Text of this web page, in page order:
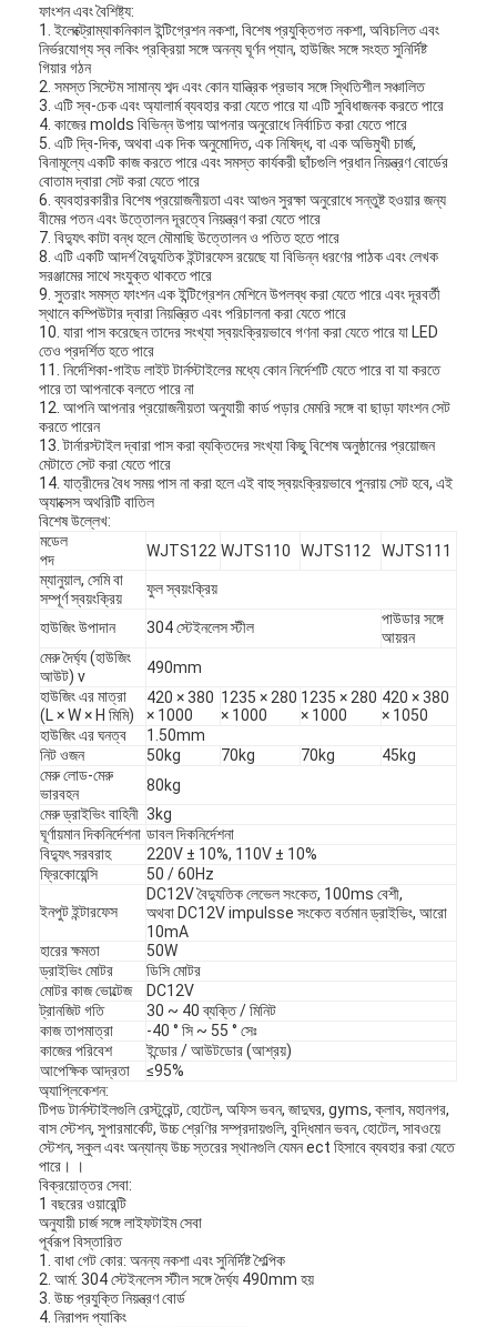
বাড়ি
পণ্য
ভিডিও
আমাদের সম্বন্ধে
ফাংশন এবং বৈশিষ্ট্য:
1. ইলেক্ট্রোম্যাকনিকাল ইন্টিগ্রেশন নকশা, বিশেষ প্রযুক্তিগত নকশা, অবিচলিত এবং
নির্ভরযোগ্য স্ব লকিং প্রক্রিয়া সঙ্গে অনন্য ঘূর্ণন প্যান, হাউজিং সঙ্গে সংহত সুনির্দিষ্ট
গিয়ার গঠন
2. সমস্ত সিস্টেম সামান্য শব্দ এবং কোন যান্ত্রিক প্রভাব সঙ্গে স্থিতিশীল সঞ্চালিত
3. এটি স্ব-চেক এবং অ্যালার্ম ব্যবহার করা যেতে পারে যা এটি সুবিধাজনক করতে পারে
4. কাজের molds বিভিন্ন উপায় আপনার অনুরোধে নির্বাচিত করা যেতে পারে
5. এটি দ্বি-দিক, অথবা এক দিক অনুমোদিত, এক নিষিদ্ধ, বা এক অভিমুখী চার্জ,
বিনামূল্যে একটি কাজ করতে পারে এবং সমস্ত কার্যকরী ছাঁচগুলি প্রধান নিয়ন্ত্রণ বোর্ডের
বোতাম দ্বারা সেট করা যেতে পারে
6. ব্যবহারকারীর বিশেষ প্রয়োজনীয়তা এবং আগুন সুরক্ষা অনুরোধে সন্তুষ্ট হওয়ার জন্য
বীমের পতন এবং উত্তোলন দূরত্বে নিয়ন্ত্রণ করা যেতে পারে
7. বিদ্যুৎ কাটা বন্ধ হলে মৌমাছি উত্তোলন ও পতিত হতে পারে
8. এটি একটি আদর্শ বৈদ্যুতিক ইন্টারফেস রয়েছে যা বিভিন্ন ধরণের পাঠক এবং লেখক
সরঞ্জামের সাথে সংযুক্ত থাকতে পারে
9. সুতরাং সমস্ত ফাংশন এক ইন্টিগ্রেশন মেশিনে উপলব্ধ করা যেতে পারে এবং দূরবর্তী
স্থানে কম্পিউটার দ্বারা নিয়ন্ত্রিত এবং পরিচালনা করা যেতে পারে
10. যারা পাস করেছেন তাদের সংখ্যা স্বয়ংক্রিয়ভাবে গণনা করা যেতে পারে যা LED
তেও প্রদর্শিত হতে পারে
11. নির্দেশিকা-গাইড লাইট টার্নস্টাইলের মধ্যে কোন নির্দেশটি যেতে পারে বা যা করতে
পারে তা আপনাকে বলতে পারে না
12. আপনি আপনার প্রয়োজনীয়তা অনুযায়ী কার্ড পড়ার মেমরি সঙ্গে বা ছাড়া ফাংশন সেট
করতে পারেন
13. টার্নারস্টাইল দ্বারা পাস করা ব্যক্তিদের সংখ্যা কিছু বিশেষ অনুষ্ঠানের প্রয়োজন
মেটাতে সেট করা যেতে পারে
14. যাত্রীদের বৈধ সময় পাস না করা হলে এই বাহু স্বয়ংক্রিয়ভাবে পুনরায় সেট হবে, এই
অ্যাক্সেস অথরিটি বাতিল
বিশেষ উল্লেখ:
মডেল
পদ
WJTS122 WJTS110 WJTS112
WJTS111
ম্যানুয়াল, সেমি বা
সম্পূর্ণ স্বয়ংক্রিয়
ফুল স্বয়ংক্রিয়
হাউজিং উপাদান 304 স্টেইনলেস স্টীল
পাউডার সঙ্গে
আয়রন
মেরু দৈর্ঘ্য (হাউজিং
আউট) v
490mm
হাউজিং এর মাত্রা
(L × W × H মিমি)
420 × 380
× 1000
1235 × 280
× 1000
1235 × 280
× 1000
420 × 380
× 1050
হাউজিং এর ঘনত্ব
1.50mm
নিট ওজন
50kg 70kg 70kg
45kg
মেরু লোড-মেরু
ভারবহন
80kg
মেরু ড্রাইভিং বাহিনী 3kg
ঘূর্ণায়মান দিকনির্দেশনা ডাবল দিকনির্দেশনা
বিদ্যুৎ সরবরাহ
220V ± 10%, 110V ± 10%
ফ্রিকোয়েন্সি
50 / 60Hz
ইনপুট ইন্টারফেস
DC12V বৈদ্যুতিক লেভেল সংকেত, 100ms বেশী,
অথবা DC12V impulsse সংকেত বর্তমান ড্রাইভিং, আরো
10mA
হারের ক্ষমতা
50W
ড্রাইভিং মোটর
ডিসি মোটর
মোটর কাজ ভোল্টেজ
DC12V
ট্রানজিট গতি
30 ~ 40 ব্যক্তি / মিনিট
কাজ তাপমাত্রা
-40 ° সি ~ 55 ° সেঃ
কাজের পরিবেশ
ইন্ডোর / আউটডোর (আশ্রয়)
আপেক্ষিক আদ্রতা
≤95%
অ্যাপ্লিকেশন:
টিপড টার্নস্টাইলগুলি রেস্টুরেন্ট, হোটেল, অফিস ভবন, জাদুঘর, gyms, ক্লাব, মহানগর,
বাস স্টেশন, সুপারমার্কেট, উচ্চ শ্রেণির সম্প্রদায়গুলি, বুদ্ধিমান ভবন, হোটেল, সাবওয়ে
স্টেশন, স্কুল এবং অন্যান্য উচ্চ স্তরের স্থানগুলি যেমন ect হিসাবে ব্যবহার করা যেতে
পারে। ।
বিক্রয়োত্তর সেবা:
1 বছরের ওয়ারেন্টি
অনুযায়ী চার্জ সঙ্গে লাইফটাইম সেবা
পূর্বরূপ বিস্তারিত
1. বাধা গেট কোর: অনন্য নকশা এবং সুনির্দিষ্ট শৈল্পিক
2. আর্ম: 304 স্টেইনলেস স্টীল সঙ্গে দৈর্ঘ্য 490mm হয়
3. উচ্চ প্রযুক্তি নিয়ন্ত্রণ বোর্ড
4. নিরাপদ প্যাকিং